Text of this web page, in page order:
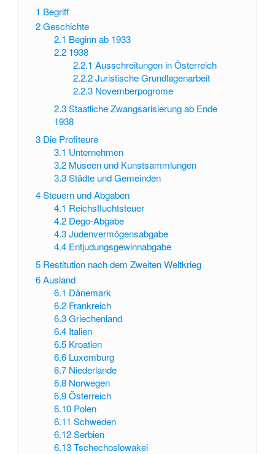
1 Begriff
2Geschichte
2.1 Beginn ab 1933
2.2 1938
2.2.1 Ausschreitungen in Österreich
2.2.2 Juristische Grundlagenarbeit
2.2.3 Novemberpogrome
2.3 Staatliche Zwangsarisierung ab Ende
1938
3 Die Profiteure
3.1 Unternehmen
3.2 Museen und Kunstsammlungen
3.3 Städte und Gemeinden
4Steuern und Abgaben
4.1 Reichsfluchtsteuer
4.2 Dego-Abgabe
4.3 Judenvermögensabgabe
4.4 Entjudungsgewinnabgabe
5 Restitution nach dem Zweiten Weltkrieg
6Ausland
6.1 Dänemark
6.2 Frankreich
6.3 Griechenland
6.4 Italien
6.5 Kroatien
6.6 Luxemburg
6.7 Niederlande
6.8 Norwegen
6.9 Österreich
6.10 Polen
6.11 Schweden
6.12 Serbien
6.13 Tschechoslowakei